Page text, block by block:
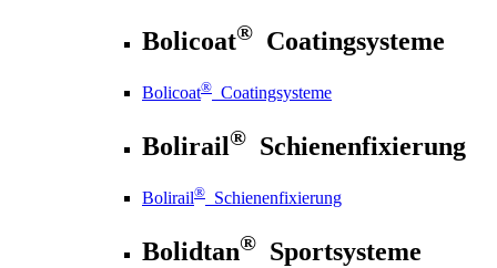
Bolicoat® Coatingsysteme
Bolicoat® Coatingsysteme
Bolirail® Schienenfixierung
Bolirail® Schienenfixierung
Bolidtan® Sportsysteme